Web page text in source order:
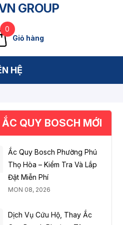
GROUP
0
Giỏ hàng
HỆ
QUY BOSCH MỚI
Ắc Quy Bosch Phường Phú
Thọ Hòa – Kiểm Tra Và Lắp
Đặt Miễn Phí
MON 08, 2026
Dịch Vụ Cứu Hộ, Thay Ắc